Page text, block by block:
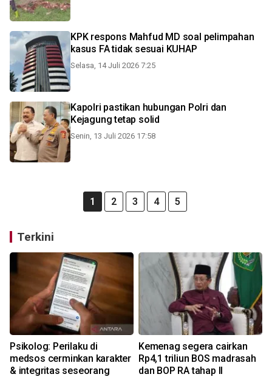
KPK respons Mahfud MD soal pelimpahan
kasus FA tidak sesuai KUHAP
Selasa, 14 Juli 2026 7:25
Kapolri pastikan hubungan Polri dan
Kejagung tetap solid
Senin, 13 Juli 2026 17:58
1 2 3 4 5
Terkini
Psikolog: Perilaku di
medsos cerminkan karakter
& integritas seseorang
Kemenag segera cairkan
Rp4,1 triliun BOS madrasah
dan BOP RA tahap II